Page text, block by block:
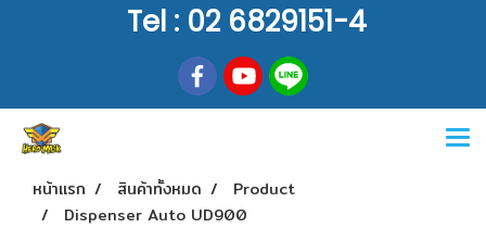
Tel : 02 6829151-4
หน้าแรก สินค้าทั้งหมด
Product
Dispenser Auto UD900